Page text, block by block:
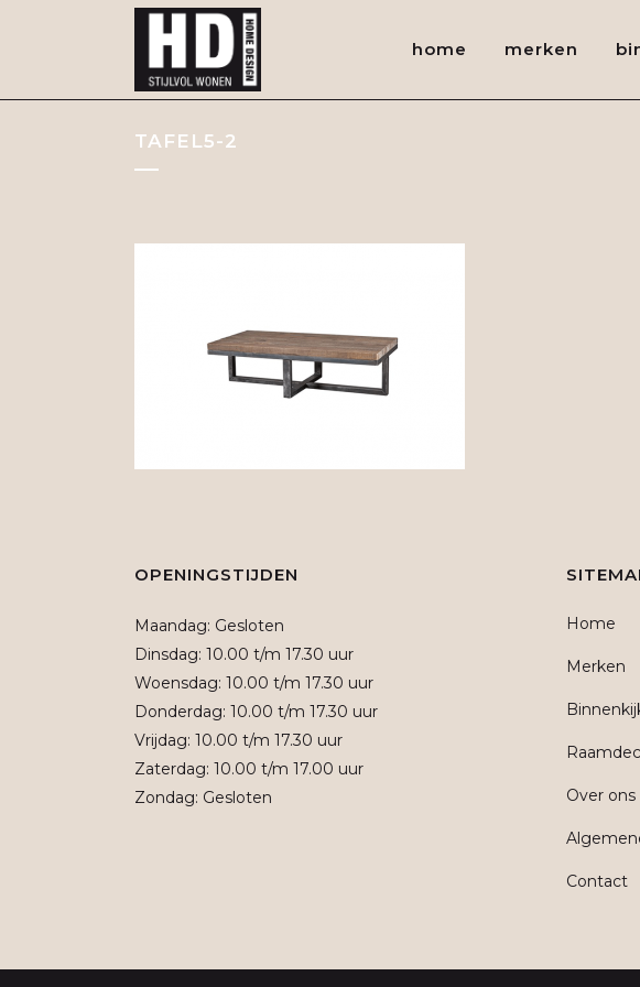
home merken
TAFEL5-2
OPENINGSTIJDEN
Maandag: Gesloten
Dinsdag: 10.00 t/m 17.30 uur
Woensdag: 10.00 t/m 17.30 uur
Donderdag: 10.00 t/m 17.30 uur
Vrijdag: 10.00 t/m 17.30 uur
Zaterdag: 10.00 t/m 17.00 uur
Zondag: Gesloten
Home
Merken
Over ons
Contact